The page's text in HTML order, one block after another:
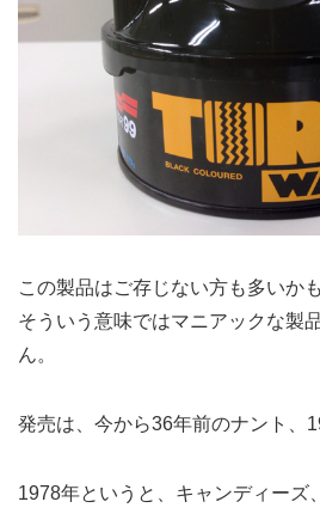
この製品はご存じない方も多いか
そういう意味ではマニアックな製
ん。
発売は、今から36年前のナント、
1978年というと、キャンディーズ